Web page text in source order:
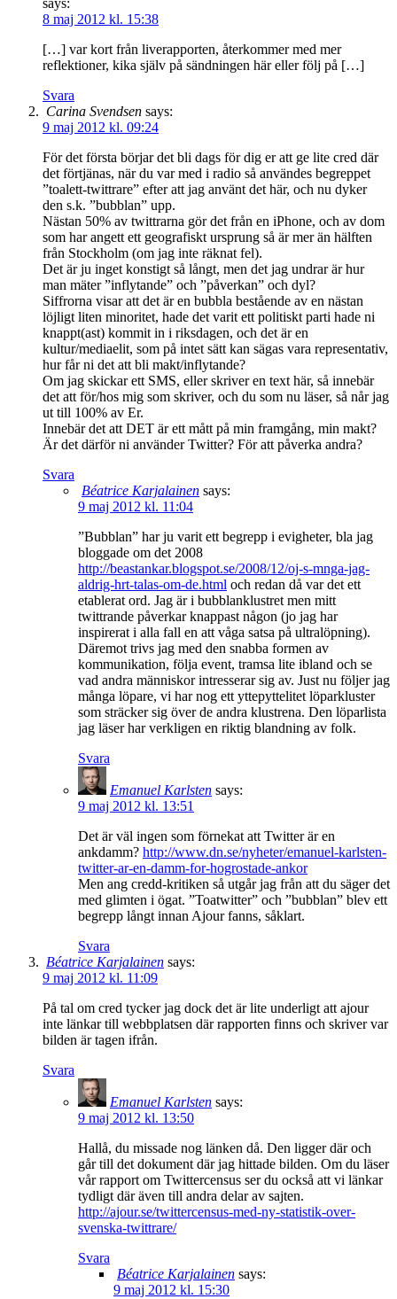
8 maj 2012 kl. 15:38
[…] var kort från liverapporten, återkommer med mer
reflektioner, kika själv på sändningen här eller följ på […]
Svara
Carina Svendsen says:
9 maj 2012 kl. 09:24
För det första börjar det bli dags för dig er att ge lite cred där
det förtjänas, när du var med i radio så användes begreppet
”toalett-twittrare” efter att jag använt det här, och nu dyker
den s.k. ”bubblan” upp.
Nästan 50% av twittrarna gör det från en iPhone, och av dom
som har angett ett geografiskt ursprung så är mer än hälften
från Stockholm (om jag inte räknat fel).
Det är ju inget konstigt så långt, men det jag undrar är hur
man mäter ”inflytande” och ”påverkan” och dyl?
Siffrorna visar att det är en bubbla bestående av en nästan
löjligt liten minoritet, hade det varit ett politiskt parti hade ni
knappt(ast) kommit in i riksdagen, och det är en
kultur/mediaelit, som på intet sätt kan sägas vara representativ,
hur får ni det att bli makt/inflytande?
Om jag skickar ett SMS, eller skriver en text här, så innebär
det att för/hos mig som skriver, och du som nu läser, så når jag
ut till 100% av Er.
Innebär det att DET är ett mått på min framgång, min makt?
Är det därför ni använder Twitter? För att påverka andra?
Svara
Béatrice Karjalainen says:
9 maj 2012 kl. 11:04
”Bubblan” har ju varit ett begrepp i evigheter, bla jag
bloggade om det 2008
http://beastankar.blogspot.se/2008/12/oj-s-mnga-jag-
aldrig-hrt-talas-om-de.html och redan då var det ett
etablerat ord. Jag är i bubblanklustret men mitt
twittrande påverkar knappast någon (jo jag har
inspirerat i alla fall en att våga satsa på ultralöpning).
Däremot trivs jag med den snabba formen av
kommunikation, följa event, tramsa lite ibland och se
vad andra människor intresserar sig av. Just nu följer jag
många löpare, vi har nog ett yttepyttelitet löparkluster
som sträcker sig över de andra klustrena. Den löparlista
jag läser har verkligen en riktig blandning av folk.
Svara
Emanuel Karlsten says:
9 maj 2012 kl. 13:51
Det är väl ingen som förnekat att Twitter är en
ankdamm? http://www.dn.se/nyheter/emanuel-karlsten-
twitter-ar-en-damm-for-hogrostade-ankor
Men ang credd-kritiken så utgår jag från att du säger det
med glimten i ögat. ”Toatwitter” och ”bubblan” blev ett
begrepp långt innan Ajour fanns, såklart.
Svara
Béatrice Karjalainen says:
9 maj 2012 kl. 11:09
På tal om cred tycker jag dock det är lite underligt att ajour
inte länkar till webbplatsen där rapporten finns och skriver var
bilden är tagen ifrån.
Svara
Emanuel Karlsten says:
9 maj 2012 kl. 13:50
Hallå, du missade nog länken då. Den ligger där och
går till det dokument där jag hittade bilden. Om du läser
vår rapport om Twittercensus ser du också att vi länkar
tydligt där även till andra delar av sajten.
http://ajour.se/twittercensus-med-ny-statistik-over-
svenska-twittrare/
Svara
Béatrice Karjalainen says:
9 maj 2012 kl. 15:30